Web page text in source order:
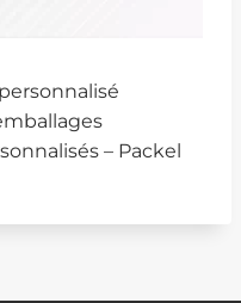
– Packel